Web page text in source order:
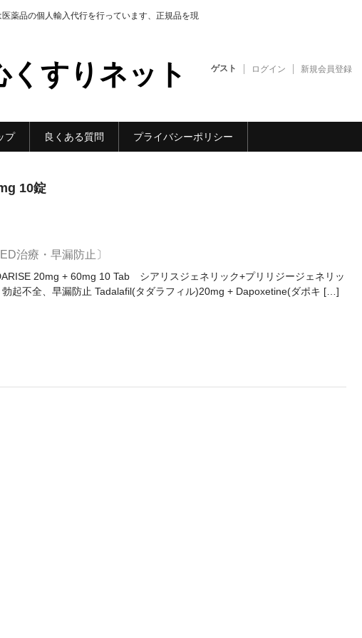
薬品の個人輸入代行を行っています、正規品を現
くすりネット ゲスト ログイン 新規会員登録
プ 良くある質問 プライバシーポリシー
10錠
治療・早漏防止〕
20mg + 60mg 10 Tab シアリスジェネリック+プリリジージェネリッ
勃起不全、早漏防止 Tadalafil(タダラフィル)20mg + Dapoxetine(ダポキ […]